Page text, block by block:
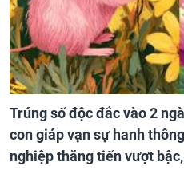
Trúng số độc đắc vào 2
con giáp vạn sự hanh
nghiệp thăng tiến vượt